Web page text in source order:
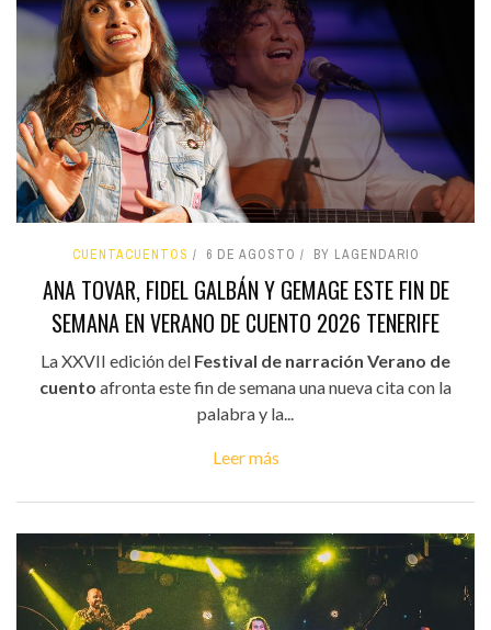
CUENTACUENTOS 6 DE AGOSTO BY LAGENDARIO
ANA TOVAR, FIDEL GALBÁN Y GEMAGE ESTE FIN DE
SEMANA EN VERANO DE CUENTO 2026 TENERIFE
La XXVII edición del Festival de narración Verano de
cuento afronta este fin de semana una nueva cita con la
palabra y la...
Leer más